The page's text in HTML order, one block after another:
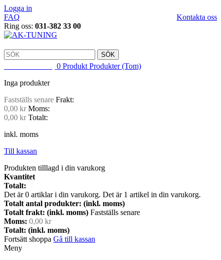
Logga in
Kontakta oss
FAQ
Ring oss: 031-382 33 00
SÖK
0 Produkt Produkter (Tom)
Inga produkter
Fastställs senare Frakt:
0,00 kr Moms:
0,00 kr Totalt:
inkl. moms
Till kassan
Produkten tilllagd i din varukorg
Kvantitet
Totalt:
Det är0 artiklar i din varukorg. Det är 1 artikel in din varukorg.
Totalt antal produkter: (inkl. moms)
Totalt frakt: (inkl. moms) Fastställs senare
Moms: 0,00 kr
Totalt: (inkl. moms)
Fortsätt shoppa Gå till kassan
Meny